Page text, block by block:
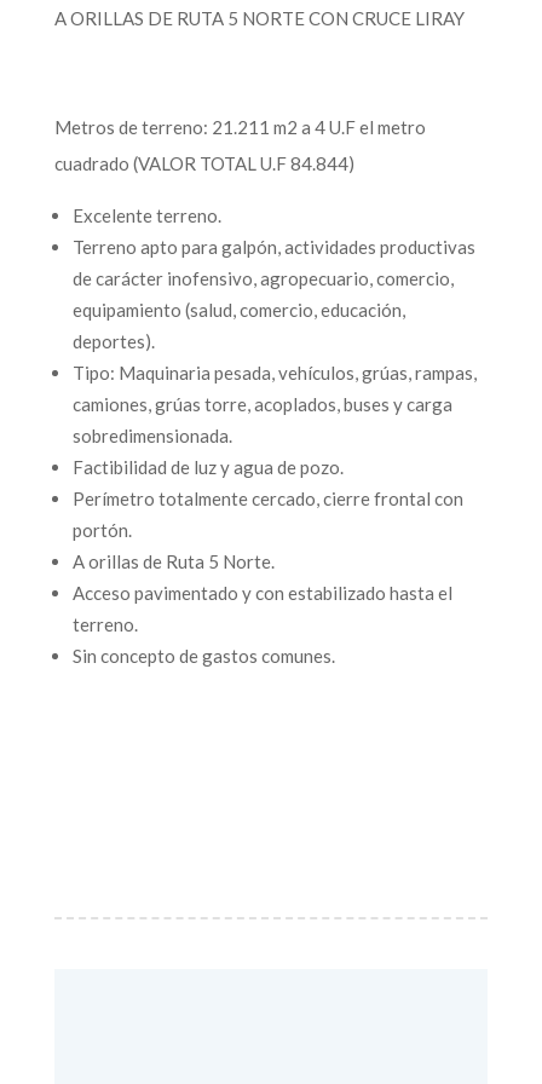
A ORILLAS DE RUTA 5 NORTE CON CRUCE LIRAY
Metros de terreno: 21.211 m2 a 4 U.F el metro
cuadrado (VALOR TOTAL U.F 84.844)
Excelente terreno.
Terreno apto para galpón, actividades productivas
de carácter inofensivo, agropecuario, comercio,
equipamiento (salud, comercio, educación,
deportes).
Tipo: Maquinaria pesada, vehículos, grúas, rampas,
camiones, grúas torre, acoplados, buses y carga
sobredimensionada.
Factibilidad de luz y agua de pozo.
Perímetro totalmente cercado, cierre frontal con
portón.
A orillas de Ruta 5 Norte.
Acceso pavimentado y con estabilizado hasta el
terreno.
Sin concepto de gastos comunes.